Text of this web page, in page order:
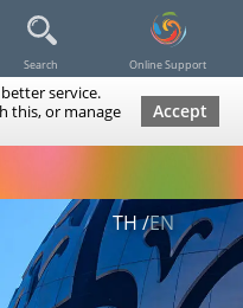
service.
this, or manage
Accept
Search Online Support
Transfers
Diving / Snorkeling
TH EN